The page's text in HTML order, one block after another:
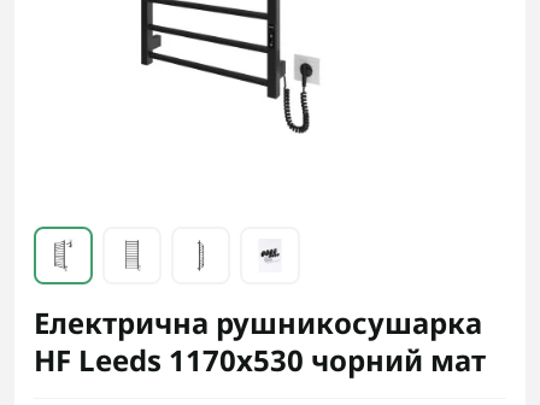
Електрична рушникосушарка
HF Leeds 1170x530 чорний мат